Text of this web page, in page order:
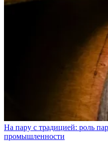
На пару с традицией: роль
промышленности